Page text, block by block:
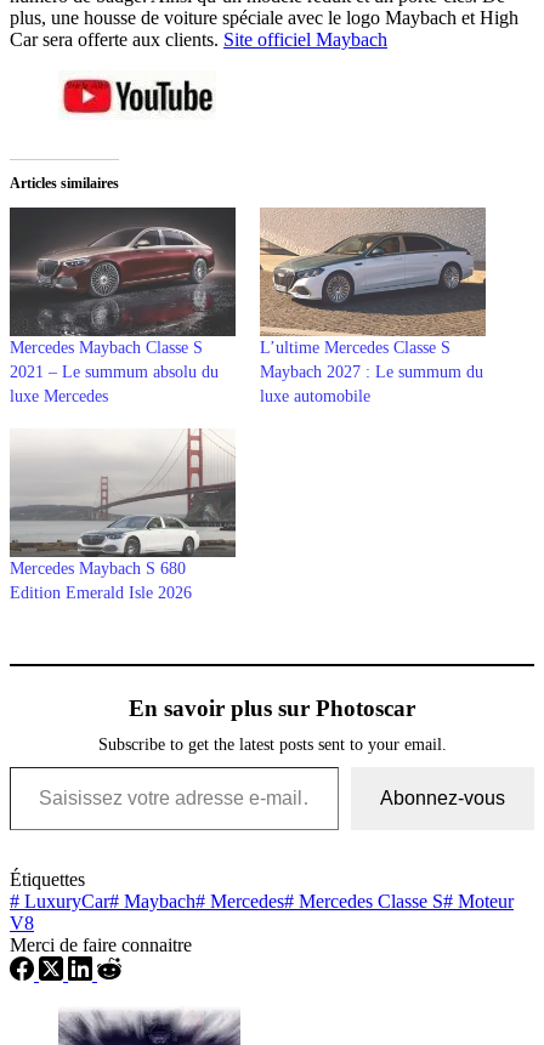
plus, une housse de voiture spéciale avec le logo Maybach et High
Car sera offerte aux clients. Site officiel Maybach
Articles similaires
Mercedes Maybach Classe S
2021 – Le summum absolu du
luxe Mercedes
L’ultime Mercedes Classe S
Maybach 2027 : Le summum du
luxe automobile
Mercedes Maybach S 680
Edition Emerald Isle 2026
En savoir plus sur Photoscar
Subscribe to get the latest posts sent to your email.
Saisissez votre adresse e-mail…
Abonnez-vous
Étiquettes
# LuxuryCar# Maybach# Mercedes# Mercedes Classe S# Moteur
V8
Merci de faire connaitre